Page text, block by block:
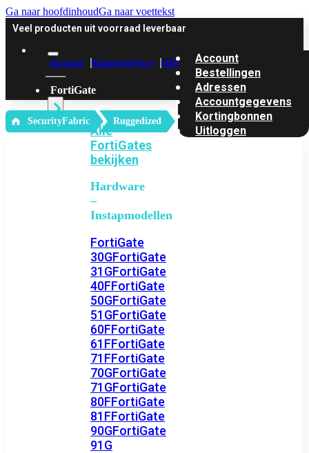
Ga naar hoofdinhoudGa naar voettekst
Veel producten uit voorraad leverbaar
Account Klantenservice Offerte
FortiGate
Alle
FortiGates
bekijken
Hardware
–
Instapmodellen
FortiGate
30GFortiGate
31GFortiGate
40FFortiGate
50GFortiGate
51GFortiGate
60FFortiGate
61FFortiGate
71FFortiGate
70GFortiGate
71GFortiGate
80FFortiGate
81FFortiGate
90GFortiGate
91G
Account
Bestellingen
Adressen
Accountgegevens
Kortingbonnen
Uitloggen
‎ SecurityFabric Ruggedized